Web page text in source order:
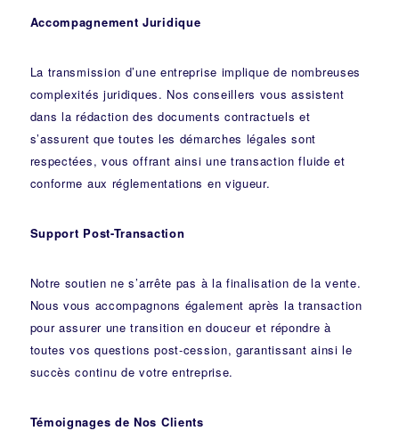
Accompagnement Juridique
La transmission d’une entreprise implique de nombreuses
complexités juridiques. Nosconseillers vous assistent
dans la rédaction des documents contractuels et
s’assurent que toutes les démarches légales sont
respectées, vous offrant ainsi une transaction fluide et
conforme aux réglementations en vigueur.
Support Post-Transaction
Notre soutien ne s’arrête pas à la finalisation de la vente.
Nous vous accompagnons également après la transaction
pour assurer une transition en douceur et répondre à
toutes vos questions post-cession, garantissant ainsi le
succès continu de votre entreprise.
Témoignages de Nos Clients